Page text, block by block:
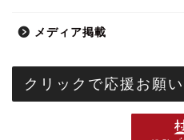
メディア掲載
クリックで応援お願い